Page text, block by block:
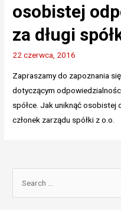
osobistej
za długi
22 czerwca, 2016
Zapraszamy do zapoznania
dotyczącym
spółce. Jak uniknąć osobistej
członek zarządu spółki z o.o.